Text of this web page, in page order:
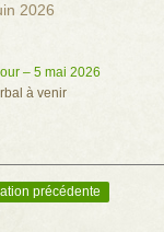
2026
– 5 mai 2026
à venir
des articles
précédente